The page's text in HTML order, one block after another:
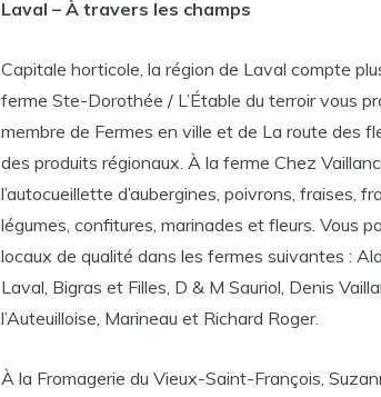
Laval – À travers les champs
Capitale horticole, la région de Laval compte
ferme Ste-Dorothée / L’Étable du terroir vous
membre de Fermes en ville et de La route des
des produits régionaux. À la ferme Chez
l’autocueillette d’aubergines, poivrons, fraises,
légumes, confitures, marinades et fleurs. Vous
locaux de qualité dans les fermes suivantes :
Laval, Bigras et Filles, D & M Sauriol, Denis
l’Auteuilloise, Marineau et Richard Roger.
À la Fromagerie du Vieux-Saint-François,